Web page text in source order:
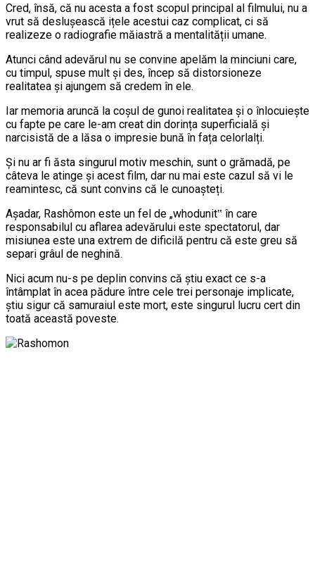
Cred, însă, că nu acesta a fost scopul principal al filmului, nu a
vrut să deslușească ițele acestui caz complicat, ci să
realizeze o radiografie măiastră a mentalității umane.
Atunci când adevărul nu se convine apelăm la minciuni care,
cu timpul, spuse mult și des, încep să distorsioneze
realitatea și ajungem să credem în ele.
Iar memoria aruncă la coșul de gunoi realitatea și o înlocuiește
cu fapte pe care le-am creat din dorința superficială și
narcisistă de a lăsa o impresie bună în fața celorlalți.
Și nu ar fi ăsta singurul motiv meschin, sunt o grămadă, pe
câteva le atinge și acest film, dar nu mai este cazul să vi le
reamintesc, că sunt convins că le cunoașteți.
Așadar, Rashômon este un fel de „whodunit‟ în care
responsabilul cu aflarea adevărului este spectatorul, dar
misiunea este una extrem de dificilă pentru că este greu să
separi grâul de neghină.
Nici acum nu-s pe deplin convins că știu exact ce s-a
întâmplat în acea pădure între cele trei personaje implicate,
știu sigur că samuraiul este mort, este singurul lucru cert din
toată această poveste.